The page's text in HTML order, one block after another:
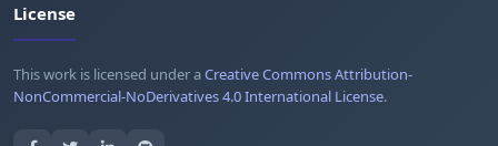
License
This work is licensed under aCreative Commons Attribution-
NonCommercial-NoDerivatives 4.0 International License.